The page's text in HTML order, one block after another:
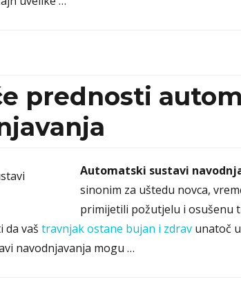
prednosti
Automatski sustavi
sinonim za uštedu novca,
primijetili požutjelu i osušenu
da vaš travnjak ostane bujan i zdrav unatoč
navodnjavanja mogu …